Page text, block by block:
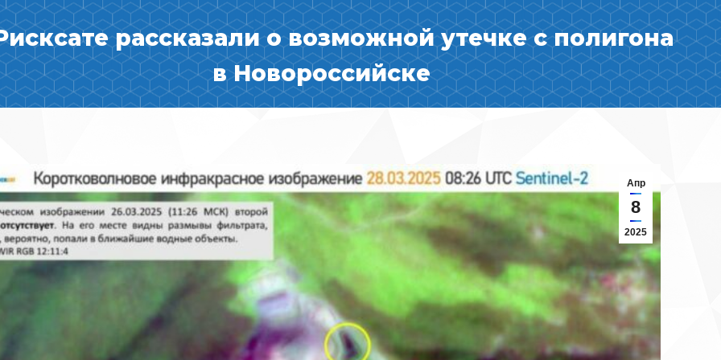
рассказали о возможной утечке с полигона
в Новороссийске
Апр
8
2025